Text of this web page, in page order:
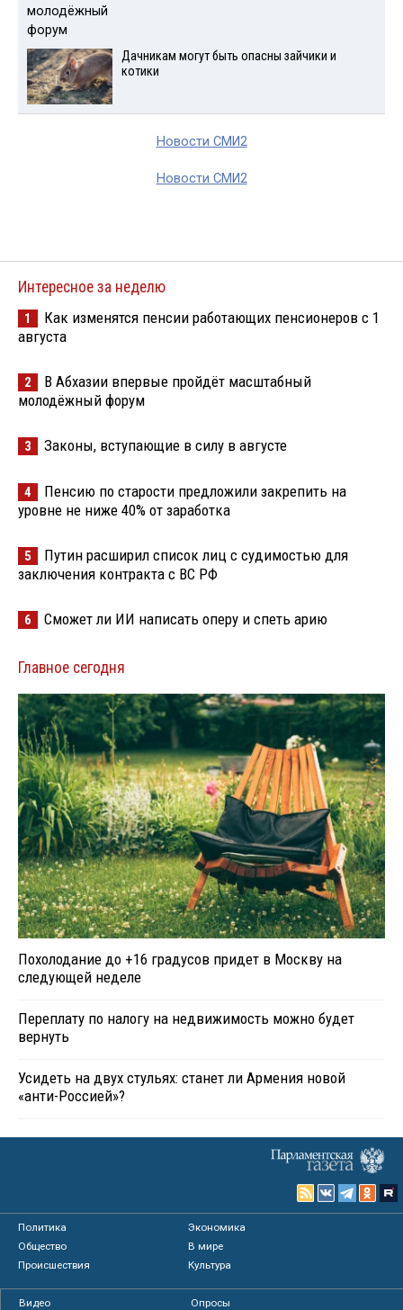
Дачникам могут быть опасны зайчики и
котики
Новости СМИ2
Новости СМИ2
Интересное за неделю
1
Как изменятся пенсии работающих пенсионеров с 1
августа
2
В Абхазии впервые пройдёт масштабный
молодёжный форум
3 Законы, вступающие в силу в августе
4
Пенсию по старости предложили закрепить на
уровне не ниже 40% от заработка
5
Путин расширил список лиц с судимостью для
заключения контракта с ВС РФ
6 Сможет ли ИИ написать оперу и спеть арию
Главное сегодня
Похолодание до +16 градусов придет в Москву на
следующей неделе
Переплату по налогу на недвижимость можно будет
вернуть
Усидеть на двух стульях: станет ли Армения новой
«анти-Россией»?
Политика
Экономика
Общество
В мире
Происшествия
Культура
Видео
Опросы